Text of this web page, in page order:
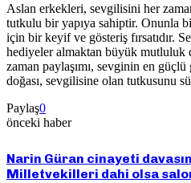
Aslan erkekleri, sevgilisini her
tutkulu bir yapıya sahiptir. Onunla
için bir keyif ve gösteriş fırsatıdır.
hediyeler almaktan büyük
zaman paylaşımı, sevginin en
doğası, sevgilisine olan tutkusunu
Paylaş0
önceki haber
Narin Güran cinayeti
Milletvekilleri dahi olsa